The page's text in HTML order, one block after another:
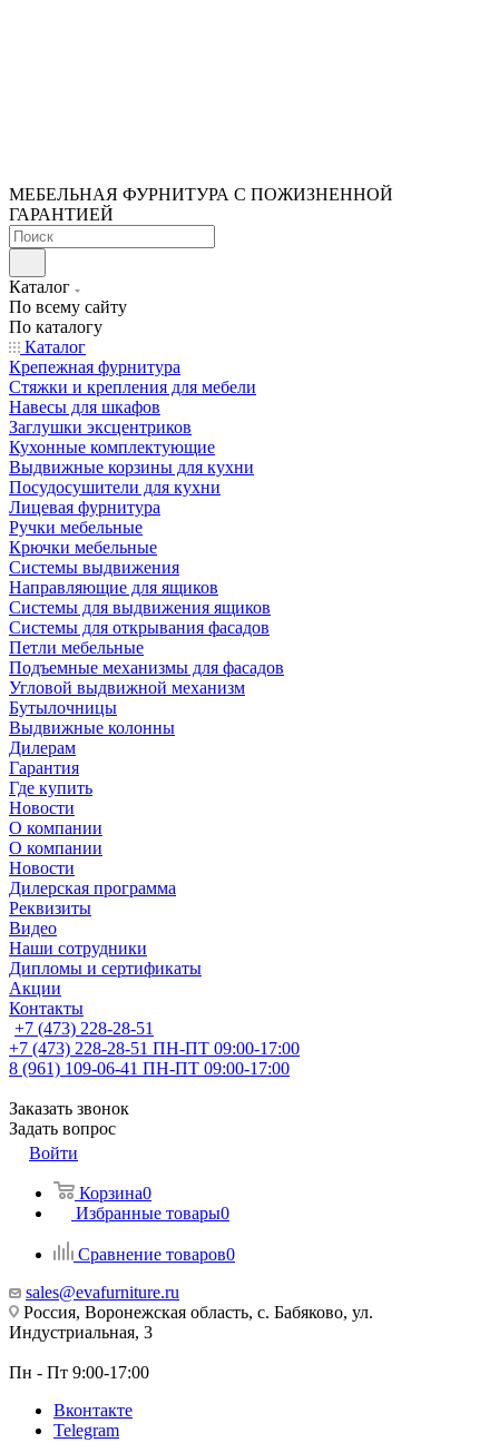
МЕБЕЛЬНАЯ ФУРНИТУРА С ПОЖИЗНЕННОЙ
ГАРАНТИЕЙ
Каталог
По всему сайту
По каталогу
Каталог
Крепежная фурнитура
Стяжки и крепления для мебели
Навесы для шкафов
Заглушки эксцентриков
Кухонные комплектующие
Выдвижные корзины для кухни
Посудосушители для кухни
Лицевая фурнитура
Ручки мебельные
Крючки мебельные
Системы выдвижения
Направляющие для ящиков
Системы для выдвижения ящиков
Системы для открывания фасадов
Петли мебельные
Подъемные механизмы для фасадов
Угловой выдвижной механизм
Бутылочницы
Выдвижные колонны
Дилерам
Гарантия
Где купить
Новости
О компании
О компании
Новости
Дилерская программа
Реквизиты
Видео
Наши сотрудники
Дипломы и сертификаты
Акции
Контакты
+7 (473) 228-28-51
+7 (473) 228-28-51 ПН-ПТ 09:00-17:00
8 (961) 109-06-41 ПН-ПТ 09:00-17:00
Заказать звонок
Задать вопрос
Войти
Корзина0
Избранные товары0
Сравнение товаров0
sales@evafurniture.ru
Россия, Воронежская область, с. Бабяково, ул.
Индустриальная, 3
Пн - Пт 9:00-17:00
Вконтакте
Telegram